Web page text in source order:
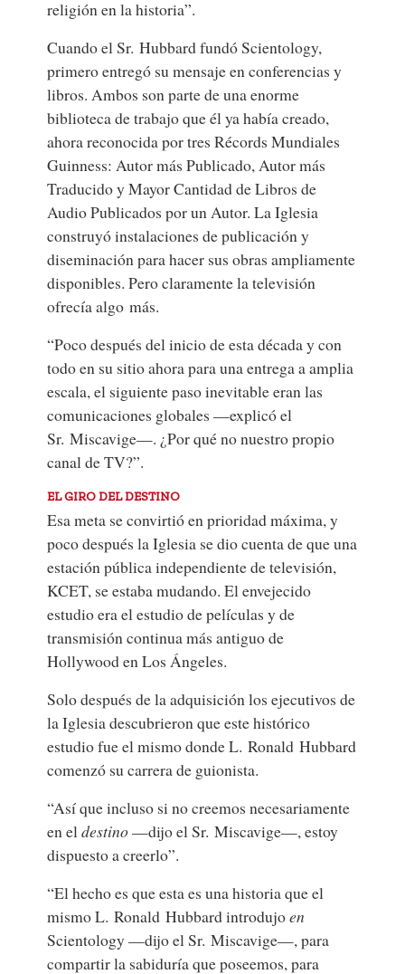
religión en la historia”.
Cuando el Sr. Hubbard fundó Scientology,
primero entregó su mensaje en conferencias y
libros. Ambos son parte de una enorme
biblioteca de trabajo que él ya había creado,
ahora reconocida por tres Récords Mundiales
Guinness: Autor más Publicado, Autor más
Traducido y Mayor Cantidad de Libros de
Audio Publicados por un Autor. La Iglesia
construyó instalaciones de publicación y
diseminación para hacer sus obras ampliamente
disponibles. Pero claramente la televisión
ofrecía algo más.
“Poco después del inicio de esta década y con
todo en su sitio ahora para una entrega a amplia
escala, el siguiente paso inevitable eran las
comunicaciones globales —explicó el
Sr. Miscavige—. ¿Por qué no nuestro propio
canal de TV?”.
EL GIRO DEL DESTINO
Esa meta se convirtió en prioridad máxima, y
poco después la Iglesia se dio cuenta de que una
estación pública independiente de televisión,
KCET, se estaba mudando. El envejecido
estudio era el estudio de películas y de
transmisión continua más antiguo de
Hollywood en Los Ángeles.
Solo después de la adquisición los ejecutivos de
la Iglesia descubrieron que este histórico
estudio fue el mismo donde L. Ronald Hubbard
comenzó su carrera de guionista.
“Así que incluso si no creemos necesariamente
en eldestino—dijo el Sr. Miscavige—, estoy
dispuesto a creerlo”.
“El hecho es que esta es una historia que el
mismo L. Ronald Hubbard introdujoen
Scientology —dijo el Sr. Miscavige—, para
compartir la sabiduría que poseemos, para